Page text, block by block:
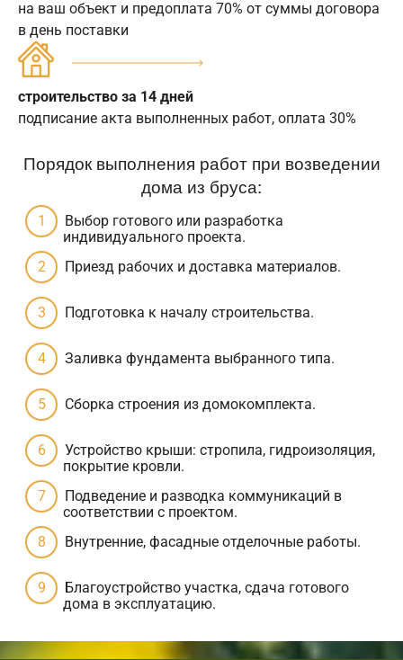
на ваш объект и предоплата 70% от суммы договора
в день поставки
строительство за 14 дней
подписание акта выполненных работ, оплата 30%
Порядок выполнения работ при возведении
дома из бруса:
Выбор готового или разработка
индивидуального проекта.
Приезд рабочих и доставка материалов.
Подготовка к началу строительства.
Заливка фундамента выбранного типа.
Сборка строения из домокомплекта.
Устройство крыши: стропила, гидроизоляция,
покрытие кровли.
Подведение и разводка коммуникаций в
соответствии с проектом.
Внутренние, фасадные отделочные работы.
Благоустройство участка, сдача готового
дома в эксплуатацию.